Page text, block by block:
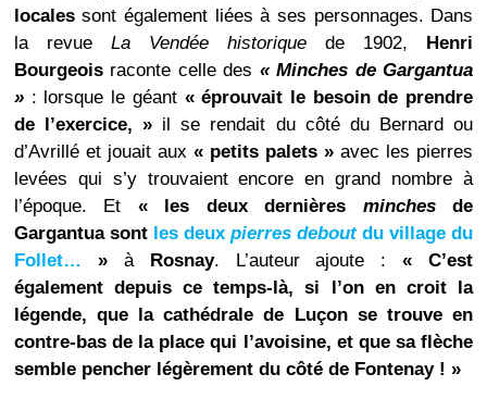
localessont également liées à ses personnages. Dans
la revue La Vendée historiquede 1902, Henri
Bourgeoisraconte celle des « Minches de Gargantua
» : lorsque le géant « éprouvait le besoin de prendre
de l’exercice, » il se rendait du côté du Bernard ou
d’Avrillé et jouait aux « petits palets » avec les pierres
levées qui s’y trouvaient encore en grand nombre à
l’époque. Et « les deux dernières minchesde
Gargantua sont les deuxpierres deboutdu village du
Follet… »à Rosnay. L’auteur ajoute :« C’est
également depuis ce temps-là, si l’on en croit la
légende, que la cathédrale de Luçon se trouve en
contre-bas de la place qui l’avoisine, et que sa flèche
semble pencher légèrement du côté de Fontenay ! »